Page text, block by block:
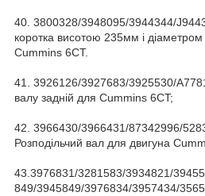
40. 3800328/3948095/3944344/
коротка висотою 235мм і
Cummins 6CT.
41. 3926126/3927683/3925530/
валу задній для Cummins 6CT;
42. 3966430/3966431/87342996/
Розподільчий вал для двигуна
43.3976831/3281583/3934821/
849/3945849/3976834/3957434/